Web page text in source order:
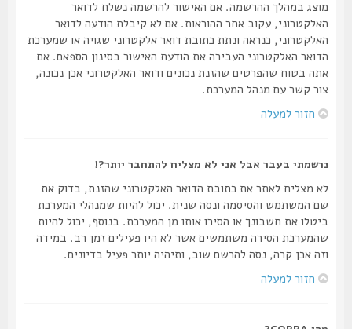
מוצג במהלך ההרשמה. אם האישור להרשמה נשלח לדואר
האלקטרוני, עקוב אחר ההוראות. אם לא קיבלת הודעה לדואר
האלקטרוני, כנראה ונתת כתובת דואר אלקטרוני שגויה או שמערכת
הדואר האלקטרוני העבירה את הודעת האישור בסינון הספאם. אם
אתה בטוח שהפרטים שהזנת נכונים ודואר האלקטרוני אכן נכונה,
צור קשר עם מנהל המערכת.
חזור למעלה
נרשמתי בעבר אבל אני לא מצליח להתחבר יותר?!
לא מצליח לאתר את כתובת הדואר האלקטרוני שהזנת, בדוק את
שם המשתמש והסיסמה ונסה שנית. יכול להיות שמנהלי המערכת
ביטלו את חשבונך או הסירו אותו מן המערכת. בנוסף, יכול להיות
שהמערכת הסירה משתמשים אשר לא היו פעילים זמן רב. במידה
וזה אכן קרה, נסה להרשם שוב, ותיהיה יותר פעיל בדיונים.
חזור למעלה